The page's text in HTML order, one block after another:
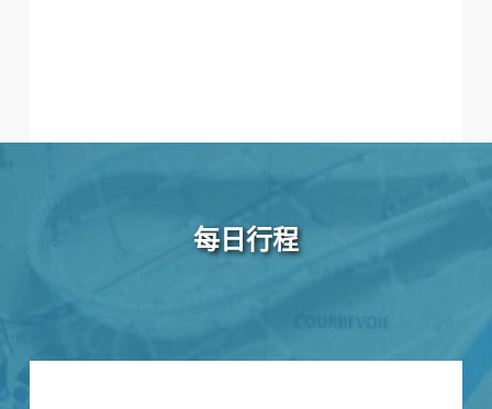
每日行程